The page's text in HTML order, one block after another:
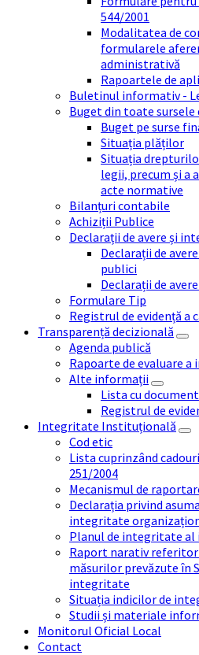
544/2001
Modalitatea de
formularele
administrativă
Rapoartele de
Buletinul informativ -
Buget din toate sursele
Buget pe surse
Situația plăților
Situația
legii, precum și a
acte normative
Bilanțuri contabile
Achiziții Publice
Declarații de avere și
Declarații de
publici
Declarații de
Formulare Tip
Registrul de evidență a
Transparență decizională
Agenda publică
Rapoarte de evaluare
Alte informații
Lista cu
Registrul de
Integritate Instituțională
Cod etic
Lista cuprinzând
251/2004
Mecanismul de
Declarația privind
integritate
Planul de integritate
Raport narativ
măsurilor prevăzute în
integritate
Situația indicilor de
Studii și materiale
Monitorul Oficial Local
Contact